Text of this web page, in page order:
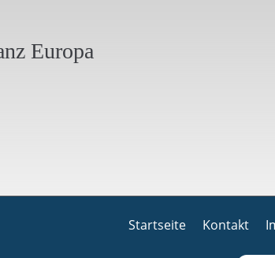
Europa
Startseite Kontakt